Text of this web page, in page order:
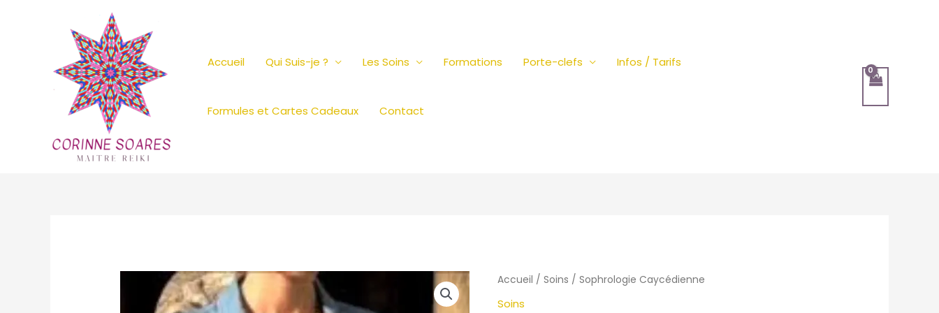
Accueil
Qui Suis-je ? Les Soins Formations Porte-clefs Infos / Tarifs
Formules et Cartes Cadeaux Contact
Accueil / Soins / Sophrologie Caycédienne
Soins
quantité
de